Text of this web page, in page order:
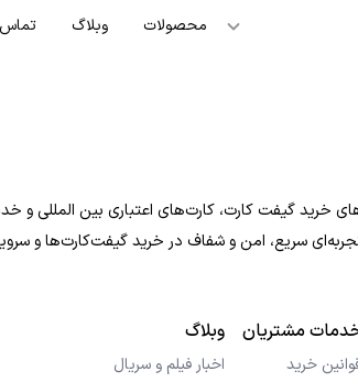
محصولات وبلاگ تماس
خرید گیفت کارت، کارت‌های اعتباری بین المللی و
تجربه‌ای سریع، امن و شفاف در خرید گیفت‌کارت‌ها و
مشتریان
خرید
وبلاگ
اخبار فیلم و سریال